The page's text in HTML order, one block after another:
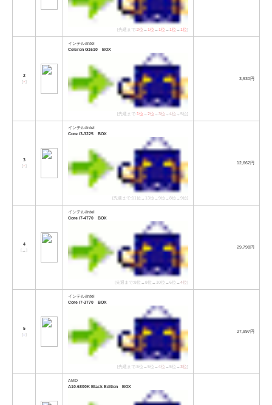
[先週まで:2位 →1位 →1位 →1位 →1位]
2
[↑]
インテル/Intel
Celeron G1610 BOX
[先週まで:1位 →2位 →3位 →4位 →5位]
3,930円
3
[↑]
インテル/Intel
Core i3-3225 BOX
[先週まで:11位→13位→9位→8位→9位]
12,662円
4
[
]
インテル/Intel
Core i7-4770 BOX
[先週まで:8位→8位→10位→6位→4位]
29,798円
5
[↓]
インテル/Intel
Core i7-3770 BOX
[先週まで:5位→5位→4位 →5位→3位]
27,997円
AMD
A10-6800K Black Edition BOX